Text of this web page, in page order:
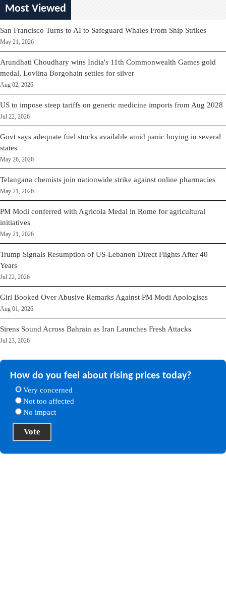
Most Viewed
San Francisco Turns to AI to Safeguard Whales From Ship Strikes
May 21, 2026
Arundhati Choudhary wins India's 11th Commonwealth Games gold
medal, Lovlina Borgohain settles for silver
Aug 02, 2026
US to impose steep tariffs on generic medicine imports from Aug 2028
Jul 22, 2026
Govt says adequate fuel stocks available amid panic buying in several
states
May 26, 2026
Telangana chemists join nationwide strike against online pharmacies
May 21, 2026
PM Modi conferred with Agricola Medal in Rome for agricultural
initiatives
May 21, 2026
Trump Signals Resumption of US-Lebanon Direct Flights After 40
Years
Jul 22, 2026
Girl Booked Over Abusive Remarks Against PM Modi Apologises
Aug 01, 2026
Sirens Sound Across Bahrain as Iran Launches Fresh Attacks
Jul 23, 2026
How do you feel about rising prices today?
Very concerned
Not too affected
No impact